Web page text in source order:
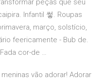
peças que seu
Infantil 쎃. Roupas
março, solstício,
feericamente - Bub de.
cor-de …
vão adorar! Adorar